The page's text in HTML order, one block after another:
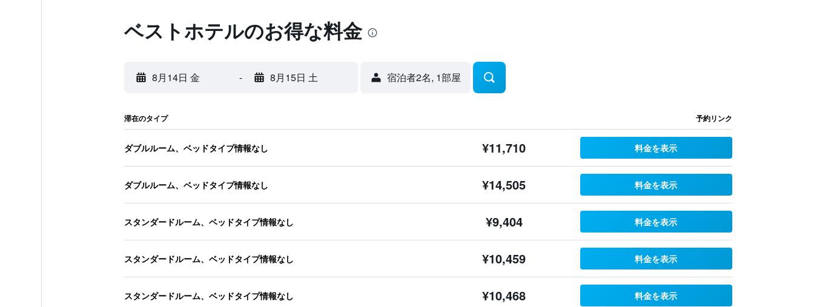
ベストホテルのお得な料金
8月14日 金 - 8月15日 土 宿泊者2名, 1​部屋
滞在のタイプ 予約リンク
ダブルルーム、ベッドタイプ情報なし ¥11,710 料金を表示
ダブルルーム、ベッドタイプ情報なし ¥14,505 料金を表示
スタンダードルーム、ベッドタイプ情報なし ¥9,404 料金を表示
スタンダードルーム、ベッドタイプ情報なし ¥10,459 料金を表示
スタンダードルーム、ベッドタイプ情報なし ¥10,468 料金を表示